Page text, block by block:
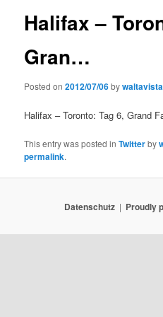
Halifax –
Gran…
Posted on2012/07/06bywaltavista
Halifax – Toronto: Tag 6, Grand
This entry was posted inTwitterby
permalink.
Datenschutz Proudly